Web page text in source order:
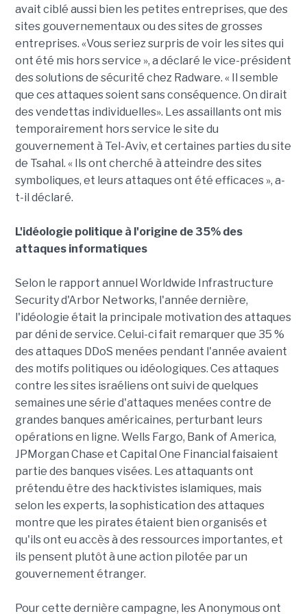
avait ciblé aussi bien les petites entreprises, que des
sites gouvernementaux ou des sites de grosses
entreprises. «Vous seriez surpris de voir les sites qui
ont été mis hors service », a déclaré le vice-président
des solutions de sécurité chez Radware. « Il semble
que ces attaques soient sans conséquence. On dirait
des vendettas individuelles». Les assaillants ont mis
temporairement hors service le site du
gouvernement à Tel-Aviv, et certaines parties du site
de Tsahal. « Ils ont cherché à atteindre des sites
symboliques, et leurs attaques ont été efficaces », a-
t-il déclaré.
L'idéologie politique à l'origine de 35% des
attaques informatiques
Selon le rapport annuel Worldwide Infrastructure
Security d'Arbor Networks, l'année dernière,
l'idéologie était la principale motivation des attaques
par déni de service. Celui-ci fait remarquer que 35 %
des attaques DDoS menées pendant l'année avaient
des motifs politiques ou idéologiques. Ces attaques
contre les sites israéliens ont suivi de quelques
semaines une série d'attaques menées contre de
grandes banques américaines, perturbant leurs
opérations en ligne. Wells Fargo, Bank of America,
JPMorgan Chase et Capital One Financial faisaient
partie des banques visées. Les attaquants ont
prétendu être des hacktivistes islamiques, mais
selon les experts, la sophistication des attaques
montre que les pirates étaient bien organisés et
qu'ils ont eu accès à des ressources importantes, et
ils pensent plutôt à une action pilotée par un
gouvernement étranger.
Pour cette dernière campagne, les Anonymous ont